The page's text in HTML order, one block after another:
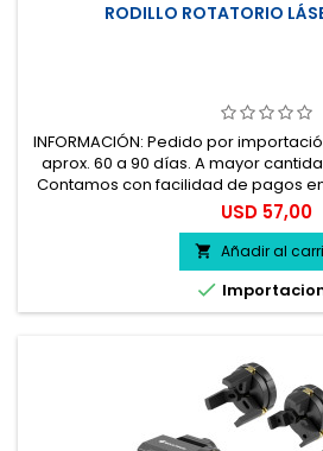
RODILLO ROTATORIO
INFORMACIÓN: Pedido por
aprox. 60 a 90 días. A mayor
Contamos con facilidad de pagos
del impuesto. 100%
Precio
USD 57,00
 Añadir al
